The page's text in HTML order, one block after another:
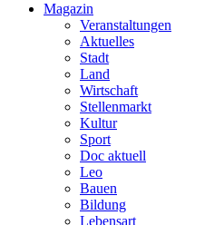
Magazin
Veranstaltungen
Aktuelles
Stadt
Land
Wirtschaft
Stellenmarkt
Kultur
Sport
Doc aktuell
Leo
Bauen
Bildung
Lebensart